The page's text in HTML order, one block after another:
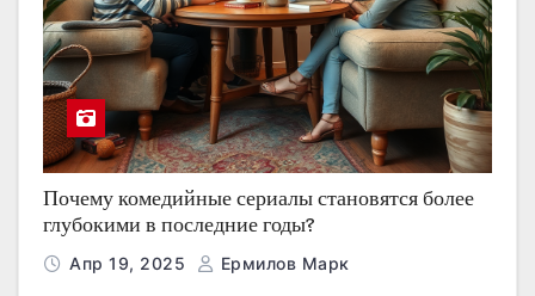
Почему комедийные сериалы становятся более
глубокими в последние годы?
Апр 19, 2025 Ермилов Марк